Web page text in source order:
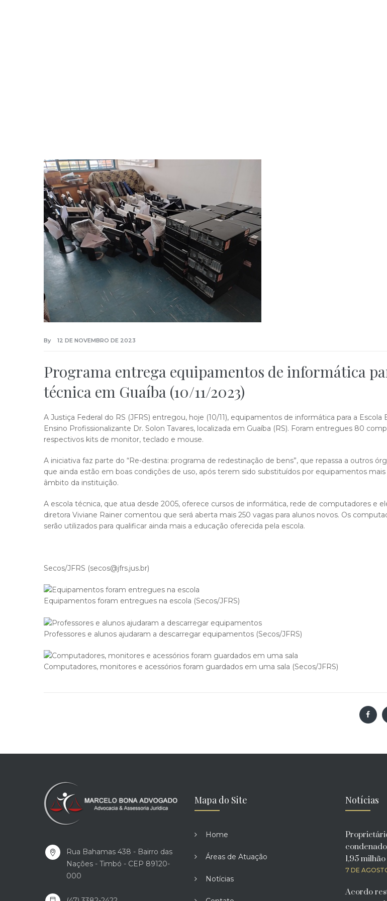
By 12 DE NOVEMBRO DE 2023
Programa entrega equipamentos de informática
técnica em Guaíba (10/11/2023)
A Justiça Federal do RS (JFRS) entregou, hoje (10/11), equipamentos de informática para a Escola
Ensino Profissionalizante Dr. Solon Tavares, localizada em Guaíba (RS). Foram entregues 80
respectivos kits de monitor, teclado e mouse.
A iniciativa faz parte do “Re-destina: programa de redestinação de bens”, que repassa a outros
que ainda estão em boas condições de uso, após terem sido substituídos por equipamentos
âmbito da instituição.
A escola técnica, que atua desde 2005, oferece cursos de informática, rede de computadores e
diretora Viviane Rainer comentou que será aberta mais 250 vagas para alunos novos. Os
serão utilizados para qualificar ainda mais a educação oferecida pela escola.
Secos/JFRS (secos@jfrs.jus.br)
Equipamentos foram entregues na escola (Secos/JFRS)
Professores e alunos ajudaram a descarregar equipamentos (Secos/JFRS)
Computadores, monitores e acessórios foram guardados em uma sala (Secos/JFRS)
Rua Bahamas 438 - Bairro das
Nações - Timbó - CEP 89120-
000
Mapa do Site
Home
Áreas de Atuação
Notícias
Notícias
1,95
7 DE
Acordo